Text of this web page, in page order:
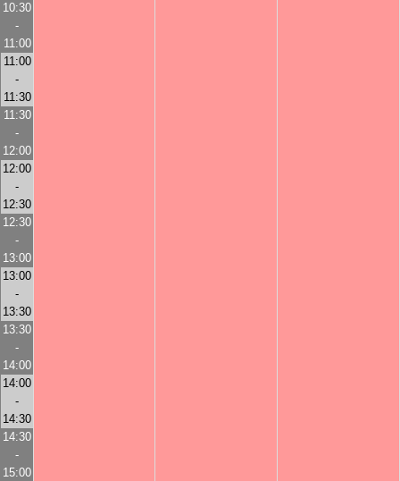
10:30
-
11:00
11:00
-
11:30
11:30
-
12:00
12:00
-
12:30
12:30
-
13:00
13:00
-
13:30
13:30
-
14:00
14:00
-
14:30
14:30
-
15:00